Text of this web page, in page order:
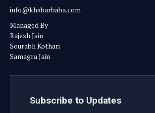
info@khabarbaba.com
Managed By -
Rajesh Jain
Sourabh Kothari
Samagra Jain
Subscribe to Updates